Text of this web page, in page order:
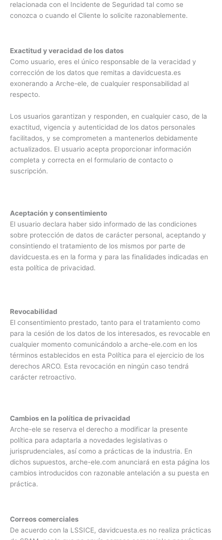
relacionada con el Incidente de Seguridad tal como se
conozca o cuando el Cliente lo solicite razonablemente.
Exactitud y veracidad de los datos
Como usuario, eres el único responsable de la veracidad y
corrección de los datos que remitas a davidcuesta.es
exonerando a Arche-ele, de cualquier responsabilidad al
respecto.
Los usuarios garantizan y responden, en cualquier caso, de la
exactitud, vigencia y autenticidad de los datos personales
facilitados, y se comprometen a mantenerlos debidamente
actualizados. El usuario acepta proporcionar información
completa y correcta en el formulario de contacto o
suscripción.
Aceptación y consentimiento
El usuario declara haber sido informado de las condiciones
sobre protección de datos de carácter personal, aceptando y
consintiendo el tratamiento de los mismos por parte de
davidcuesta.es en la forma y para las finalidades indicadas en
esta política de privacidad.
Revocabilidad
El consentimiento prestado, tanto para el tratamiento como
para la cesión de los datos de los interesados, es revocable en
cualquier momento comunicándolo a arche-ele.com en los
términos establecidos en esta Política para el ejercicio de los
derechos ARCO. Esta revocación en ningún caso tendrá
carácter retroactivo.
Cambios en la política de privacidad
Arche-ele se reserva el derecho a modificar la presente
política para adaptarla a novedades legislativas o
jurisprudenciales, así como a prácticas de la industria. En
dichos supuestos, arche-ele.com anunciará en esta página los
cambios introducidos con razonable antelación a su puesta en
práctica.
Correos comerciales
De acuerdo con la LSSICE, davidcuesta.es no realiza prácticas